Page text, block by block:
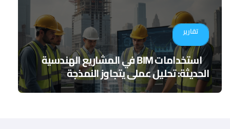
تقارير
استخدامات BIM في المشاريع الهندسية
الحديثة: تحليل عملي يتجاوز النمذجة